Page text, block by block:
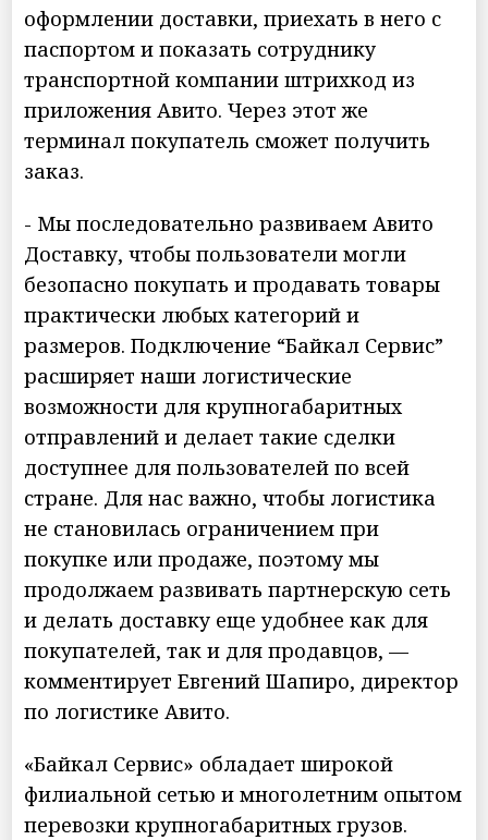
оформлении доставки, приехать в него с
паспортом и показать сотруднику
транспортной компании штрихкод из
приложения Авито. Через этот же
терминал покупатель сможет получить
заказ.
- Мы последовательно развиваем Авито
Доставку, чтобы пользователи могли
безопасно покупать и продавать товары
практически любых категорий и
размеров. Подключение “Байкал Сервис”
расширяет наши логистические
возможности для крупногабаритных
отправлений и делает такие сделки
доступнее для пользователей по всей
стране. Для нас важно, чтобы логистика
не становилась ограничением при
покупке или продаже, поэтому мы
продолжаем развивать партнерскую сеть
и делать доставку еще удобнее как для
покупателей, так и для продавцов, —
комментирует Евгений Шапиро, директор
по логистике Авито.
«Байкал Сервис» обладает широкой
филиальной сетью и многолетним опытом
перевозки крупногабаритных грузов.